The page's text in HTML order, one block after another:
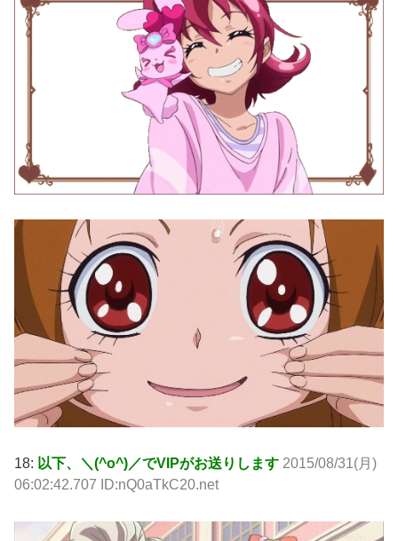
18: 以下、＼(^o^)／でVIPがお送りします 2015/08/31(月)
06:02:42.707 ID:nQ0aTkC20.net